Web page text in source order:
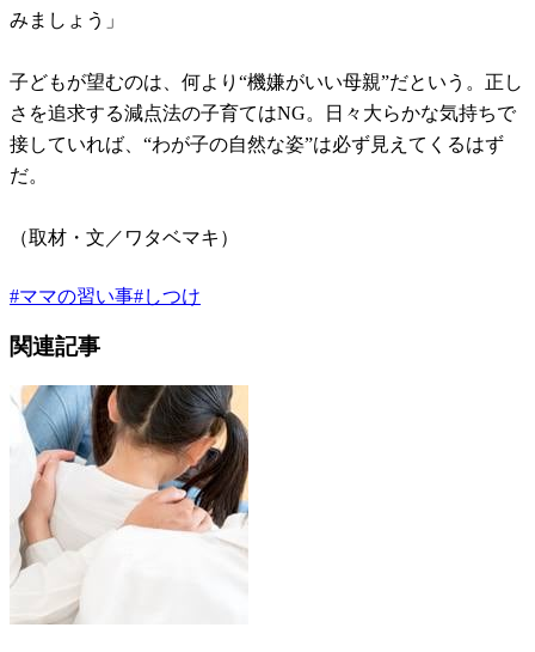
みましょう」
子どもが望むのは、何より“機嫌がいい母親”だという。正し
さを追求する減点法の子育てはNG。日々大らかな気持ちで
接していれば、“わが子の自然な姿”は必ず見えてくるはず
だ。
（取材・文／ワタベマキ）
#ママの習い事#しつけ
関連記事